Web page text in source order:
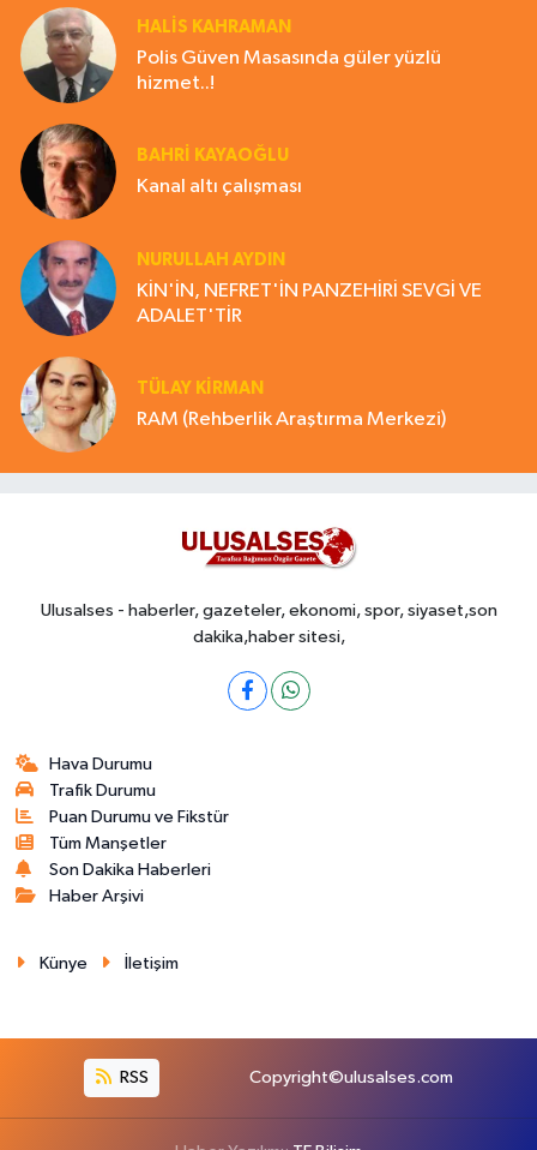
HALIS KAHRAMAN
Polis Güven Masasında güler yüzlü
hizmet..!
BAHRI KAYAOĞLU
Kanal altı çalışması
NURULLAH AYDIN
KİN'İN, NEFRET'İN PANZEHİRİ SEVGİ VE
ADALET'TİR
TÜLAY KİRMAN
RAM (Rehberlik Araştırma Merkezi)
Ulusalses - haberler, gazeteler, ekonomi, spor, siyaset,son
dakika,haber sitesi,
Hava Durumu
Trafik Durumu
Puan Durumu ve Fikstür
Tüm Manşetler
Son Dakika Haberleri
Haber Arşivi
Künye İletişim
RSS Copyright©ulusalses.com